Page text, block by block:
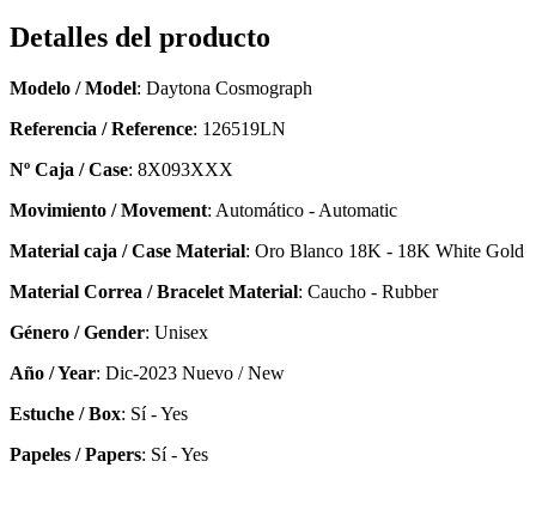
Detalles del producto
Modelo / Model: Daytona Cosmograph
Referencia / Reference: 126519LN
Nº Caja / Case: 8X093XXX
Movimiento / Movement: Automático - Automatic
Material caja / Case Material: Oro Blanco 18K - 18K White Gold
Material Correa / Bracelet Material: Caucho - Rubber
Género / Gender: Unisex
Año / Year: Dic-2023 Nuevo / New
Estuche / Box: Sí - Yes
Papeles / Papers: Sí - Yes